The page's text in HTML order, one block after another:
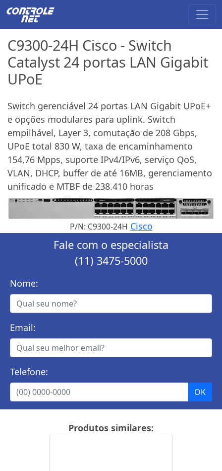
C9300-24H Cisco - Switch
Catalyst 24 portas LAN Gigabit
UPoE
Switch gerenciável 24 portas LAN Gigabit UPoE+
e opções modulares para uplink. Switch
empilhável, Layer 3, comutação de 208 Gbps,
UPoE total 830 W, taxa de encaminhamento
154,76 Mpps, suporte IPv4/IPv6, serviço QoS,
VLAN, DHCP, buffer de até 16MB, gerenciamento
unificado e MTBF de 238.410 horas
P/N: C9300-24H Cisco
Fale com o especialista
(11) 3475-5000
Nome:
Email:
Telefone:
Produtos similares: